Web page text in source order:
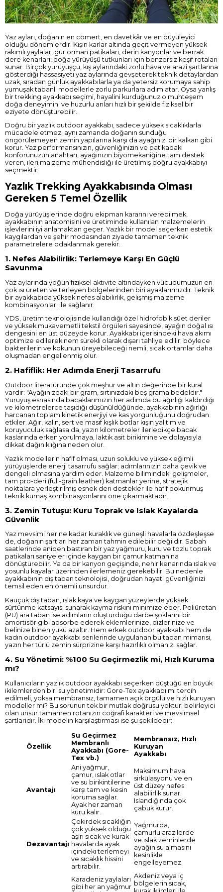
Yaz ayları, doğanın en cömert, en davetkâr ve en büyüleyici
olduğu dönemlerdir. Kışın karlar altında geçit vermeyen yüksek
rakımlı yaylalar, gür orman patikaları, derin kanyonlar ve berrak
dere kenarları, doğa yürüyüşü tutkunları için benzersiz keşif rotaları
sunar. Birçok yürüyüşçü, kış aylarındaki zorlu hava ve arazi şartlarına
gösterdiği hassasiyeti yaz aylarında gevşeterek teknik detaylardan
uzak, sıradan günlük ayakkabılarla ya da yetersiz korumaya sahip
yumuşak tabanlı modellerle zorlu parkurlara adım atar. Oysa yanlış
bir trekking ayakkabı seçimi, hayalini kurduğunuz o muhteşem
doğa deneyimini ve huzurlu anları hızlı bir şekilde fiziksel bir
eziyete dönüştürebilir.
Doğru bir yazlık outdoor ayakkabı, sadece yüksek sıcaklıklarla
mücadele etmez; aynı zamanda doğanın sunduğu
öngörülemeyen zemin yapılarına karşı da ayağınızı bir kalkan gibi
korur. Yaz performansınızın, güvenliğinizin ve patikadaki
konforunuzun anahtarı, ayağınızın biyomekaniğine tam destek
veren, ileri malzeme mühendisliği ile üretilmiş doğru ayakkabıyı
seçmektir.
Yazlık Trekking Ayakkabısında Olması
Gereken 5 Temel Özellik
Doğa yürüyüşlerinde doğru ekipman kararını verebilmek,
ayakkabının anatomisini ve üretiminde kullanılan malzemelerin
işlevlerini iyi anlamaktan geçer. Yazlık bir model seçerken estetik
kaygılardan ve şehir modasından ziyade tamamen teknik
parametrelere odaklanmak gerekir.
1. Nefes Alabilirlik: Terlemeye Karşı En Güçlü
Savunma
Yaz aylarında yoğun fiziksel aktivite altındayken vücudumuzun en
çok ısı üreten ve terleyen bölgelerinden biri ayaklarımızdır. Teknik
bir ayakkabıda yüksek nefes alabilirlik, gelişmiş malzeme
kombinasyonları ile sağlanır.
YDS, üretim teknolojisinde kullandığı özel hidrofobik süet deriler
ve yüksek mukavemetli tekstil örgüleri sayesinde, ayağın doğal ısı
dengesini en üst düzeyde korur. Ayakkabı içerisindeki hava akımı
optimize edilerek nem sürekli olarak dışarı tahliye edilir; böylece
bakterilerin ve kokunun üreyebileceği nemli, sıcak ortamlar daha
oluşmadan engellenmiş olur.
2. Hafiflik: Her Adımda Enerji Tasarrufu
Outdoor literatüründe çok meşhur ve altın değerinde bir kural
vardır: "Ayağınızdaki bir gram, sırtınızdaki beş grama bedeldir."
Yürüyüş esnasında bacaklarımızın her adımda bu ağırlığı kaldırdığı
ve kilometrelerce taşıdığı düşünüldüğünde, ayakkabının ağırlığı
harcanan toplam kinetik enerjiyi ve kas yorgunluğunu doğrudan
etkiler. Ağır, kalın, sert ve masif kışlık botlar kışın yalıtım ve
koruyuculuk sağlasa da, yazın kilometreler ilerledikçe bacak
kaslarında erken yorulmaya, laktik asit birikimine ve dolayısıyla
dikkat dağınıklığına neden olur.
Yazlık modellerin hafif olması, uzun soluklu ve yüksek eğimli
yürüyüşlerde enerji tasarrufu sağlar; adımlarınızın daha çevik ve
dengeli olmasına yardım eder. Malzeme bilimindeki gelişmeler,
tam pro-deri (full-grain leather) katmanlar yerine, stratejik
noktalara yerleştirilmiş esnek deri destekler ile hafif dokunmuş
teknik kumaş kombinasyonlarını öne çıkarmaktadır.
3. Zemin Tutuşu: Kuru Toprak ve Islak Kayalarda
Güvenlik
Yaz mevsimi her ne kadar kuraklık ve güneşli havalarla özdeşleşse
de, doğanın şartları her zaman tahmin edilebilir değildir. Sabah
saatlerinde aniden bastıran bir yaz yağmuru, kuru ve tozlu toprak
patikaları saniyeler içinde kaygan bir çamur katmanına
dönüştürebilir. Ya da bir kanyon geçişinde, nehir kenarında ıslak ve
yosunlu kayalar üzerinden ilerlemeniz gerekebilir. Bu nedenle
ayakkabının dış taban teknolojisi, doğrudan hayati güvenliğinizi
temsil eden en önemli unsurdur.
Kauçuk dış taban, ıslak kaya ve kaygan yüzeylerde yüksek
sürtünme katsayısı sunarak kayma riskini minimize eder. Poliüretan
(PU) ara taban ise adımların oluşturduğu darbe şoklarını bir
amortisör gibi absorbe ederek eklemlerinize, dizlerinize ve
belinize binen yükü azaltır. Hem erkek outdoor ayakkabı hem de
kadın outdoor ayakkabı serilerinde uygulanan bu taban mimarisi,
yazın her türlü zemin sürprizine karşı hazırlıklı olmanızı sağlar.
4. Su Yönetimi: %100 Su Geçirmezlik mi, Hızlı Kuruma
mı?
Kullanıcıların yazlık outdoor ayakkabı seçerken düştüğü en büyük
ikilemlerden biri su yönetimidir: Gore-Tex ayakkabı mı tercih
edilmeli, yoksa membransız, tamamen açık örgülü ve hızlı kuruyan
modeller mi? Bu sorunun tek bir mutlak doğrusu yoktur; belirleyici
olan unsur tamamen rotanızın coğrafi karakteri ve mevsimsel
şartlarıdır. İki modelin karşılaştırması ise şu şekildedir:
Özellik
Su Geçirmez
Membranlı
Ayakkabı (Gore-
Tex vb.)
Membransız, Hızlı
Kuruyan
Ayakkabı
Avantajı
Ani yağmur,
çamur, ıslak otlar
ve su birikintilerine
karşı tam ve kesin
koruma sağlar.
Ayak her zaman
kuru kalır.
Maksimum hava
sirkülasyonu ve en
üst düzey nefes
alabilirlik sunar.
Islandığında çok
çabuk kurur.
Dezavantajı
Çekirdek sıcaklığın
çok yüksek olduğu
aşırı sıcak ve kurak
havalarda ayak
içindeki terlemeyi
ve sıcaklık hissini
artırabilir.
Yağmurda,
çamurlu arazilerde
ve ıslak zeminlerde
ayağın su almasını
kesinlikle
engelleyemez.
Karadeniz yaylaları
gibi her an yağmur
Akdeniz veya iç
bölgelerin sıcak,